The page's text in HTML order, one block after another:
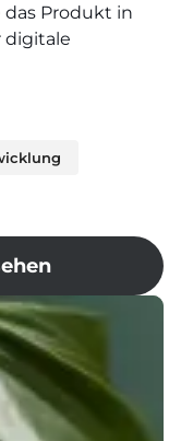
das Produkt in
digitale